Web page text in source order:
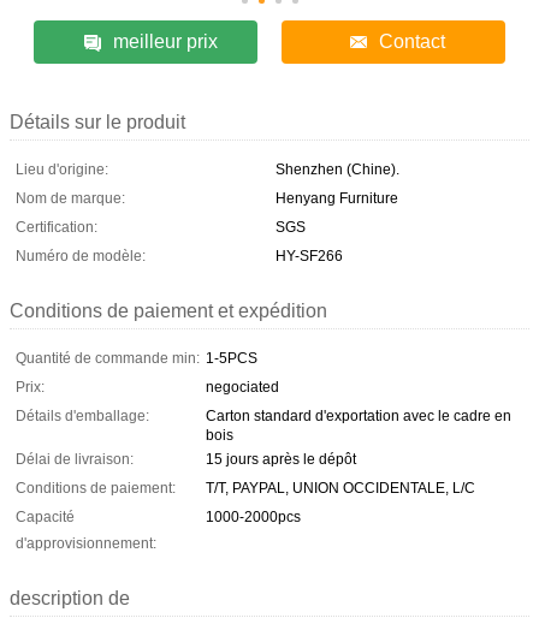
meilleur prix Contact
Détails sur le produit
Lieu d'origine:
Shenzhen (Chine).
Nom de marque:
Henyang Furniture
Certification:
SGS
Numéro de modèle:
HY-SF266
Conditions de paiement et expédition
Quantité de commande min: 1-5PCS
Prix:
negociated
Détails d'emballage:
Carton standard d'exportation avec le cadre en
bois
Délai de livraison:
15 jours après le dépôt
Conditions de paiement:
T/T, PAYPAL, UNION OCCIDENTALE, L/C
Capacité
d'approvisionnement:
1000-2000pcs
description de